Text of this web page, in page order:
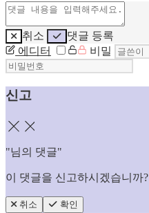
취소
댓글 등록
에디터
비밀
신고
닫기
"님의 댓글"
이 댓글을 신고하시겠습니까?
취소 확인